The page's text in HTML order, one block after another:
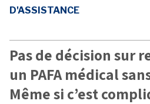
D'ASSISTANCE
Pas de décision sur
un PAFA médical
Même si c’est